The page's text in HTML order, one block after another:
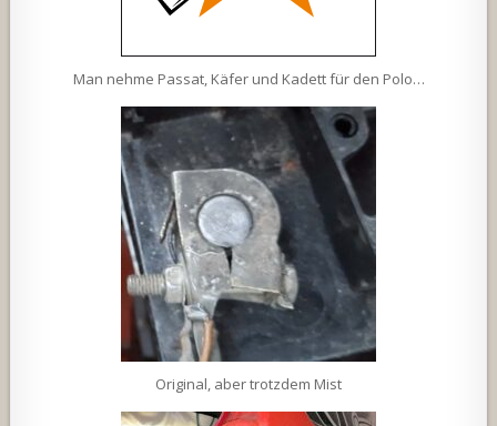
Man nehme Passat, Käfer und Kadett für den Polo…
Original, aber trotzdem Mist